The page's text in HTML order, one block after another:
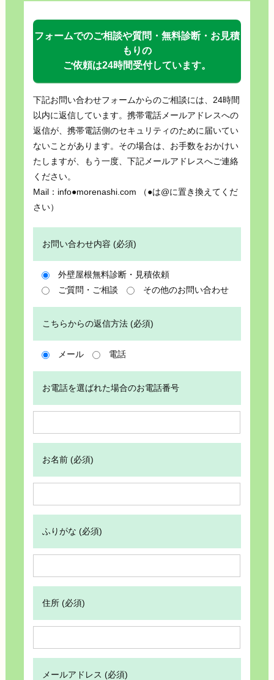
フォームでのご相談や質問・無料診断・お見積
もりの
ご依頼は24時間受付しています。
下記お問い合わせフォームからのご相談には、24時間
以内に返信しています。携帯電話メールアドレスへの
返信が、携帯電話側のセキュリティのために届いてい
ないことがあります。その場合は、お手数をおかけい
たしますが、もう一度、下記メールアドレスへご連絡
ください。
Mail：info●morenashi.com （●は@に置き換えてくだ
さい）
お問い合わせ内容 (必須)
外壁屋根無料診断・見積依頼
ご質問・ご相談
その他のお問い合わせ
こちらからの返信方法 (必須)
メール 電話
お電話を選ばれた場合のお電話番号
お名前 (必須)
ふりがな (必須)
住所 (必須)
メールアドレス (必須)